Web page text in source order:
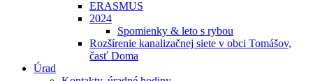
ERASMUS
2024
Spomienky & leto s rybou
Rozšírenie kanalizačnej siete v obci Tomášov,
časť Doma
Úrad